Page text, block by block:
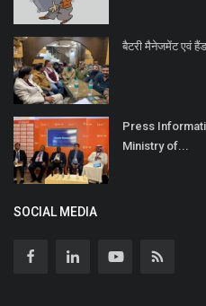
बैटरी मैनेजमेंट एवं
Press
Ministry of...
SOCIAL MEDIA